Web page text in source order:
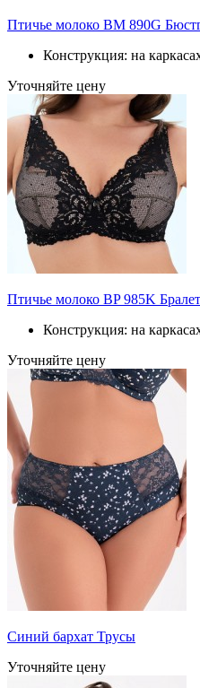
Птичье молоко BM 890G
Конструкция: на
Уточняйте цену
Птичье молоко BP 985K
Конструкция: на
Уточняйте цену
Синий бархат Трусы
Уточняйте цену